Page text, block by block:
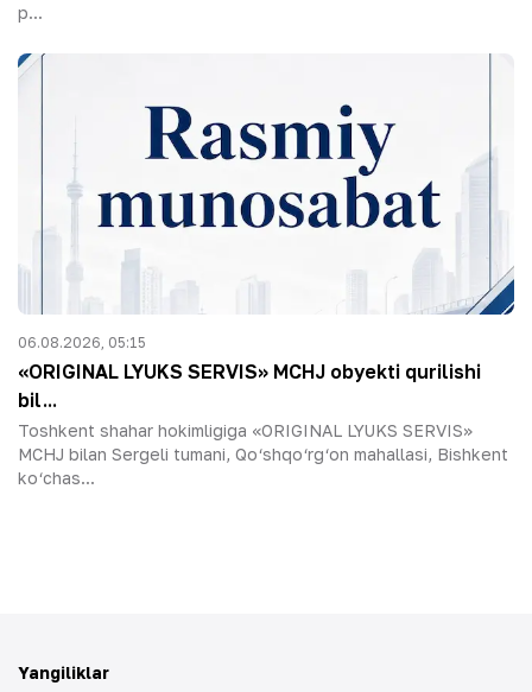
p...
06.08.2026, 05:15
«ORIGINAL LYUKS SERVIS» MCHJ obyekti qurilishi
bil...
Toshkent shahar hokimligiga «ORIGINAL LYUKS SERVIS»
MCHJ bilan Sergeli tumani, Qo‘shqo‘rg‘on mahallasi, Bishkent
ko‘chas...
Yangiliklar